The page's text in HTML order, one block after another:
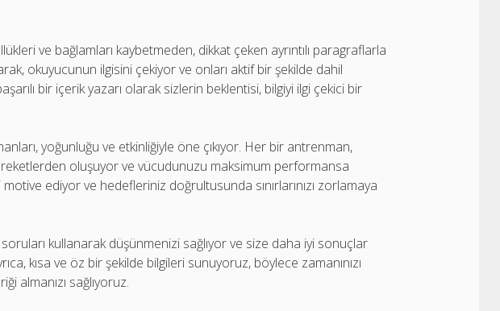
ve bağlamları kaybetmeden, dikkat çeken ayrıntılı paragraflarla
okuyucunun ilgisini çekiyor ve onları aktif bir şekilde dahil
bir içerik yazarı olarak sizlerin beklentisi, bilgiyi ilgi çekici bir
yoğunluğu ve etkinliğiyle öne çıkıyor. Her bir antrenman,
oluşuyor ve vücudunuzu maksimum performansa
ediyor ve hedefleriniz doğrultusunda sınırlarınızı zorlamaya
kullanarak düşünmenizi sağlıyor ve size daha iyi sonuçlar
kısa ve öz bir şekilde bilgileri sunuyoruz, böylece zamanınızı
almanızı sağlıyoruz.